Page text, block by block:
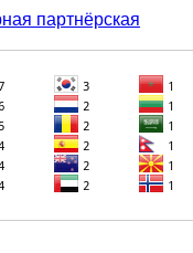
партнёрская